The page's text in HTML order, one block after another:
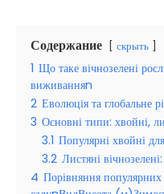
Содержание скрыть
1 Що таке вічнозелені
виживанняn
2 Еволюція та глобальне
3 Основні типи: хвойні,
3.1 Популярні хвойні
3.2 Листяні
4 Порівняння